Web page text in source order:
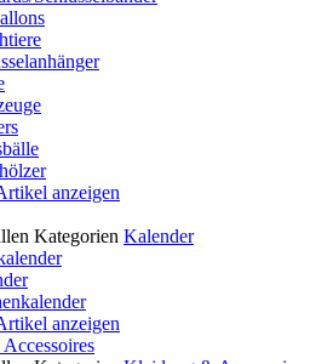
anzeigen
Kategorien Kalender
anzeigen